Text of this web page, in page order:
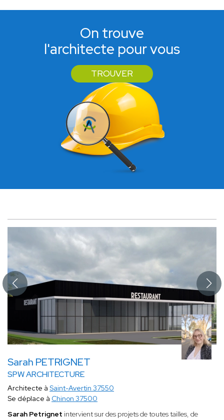
On trouve
l'architecte pour vous
TROUVER
Sarah PETRIGNET
SPW ARCHITECTURE
Architecte à Saint-Avertin 37550
Se déplace à Chinon 37500
Sarah Petrignet intervient sur des projets de toutes tailles, de